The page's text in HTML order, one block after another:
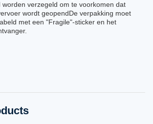
worden verzegeld om te voorkomen dat
wordt geopendDe verpakking moet
met een "Fragile"-sticker en het